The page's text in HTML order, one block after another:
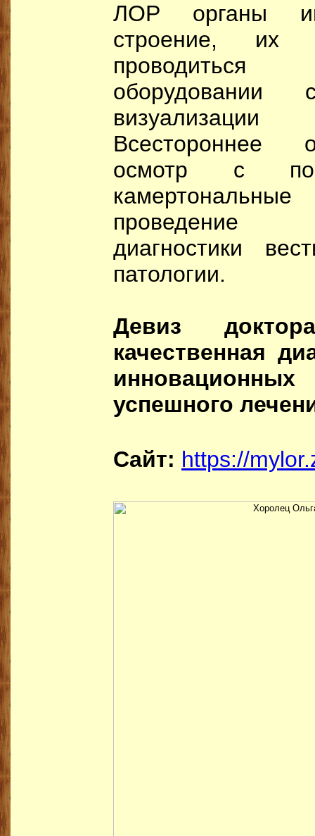
ЛОР органы
строение, их
Всестороннее
осмотр с
проведение
диагностики
патологии.
Девиз
качественная
инновационных
успешного
Сайт: https://